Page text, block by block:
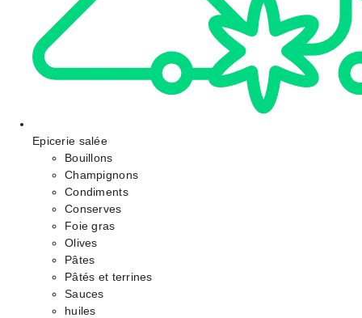
Epicerie salée
Bouillons
Champignons
Condiments
Conserves
Foie gras
Olives
Pâtes
Pâtés et terrines
Sauces
huiles